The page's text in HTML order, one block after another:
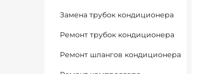
Замена трубок кондиционера
Ремонт трубок кондиционера
Ремонт шлангов кондиционера